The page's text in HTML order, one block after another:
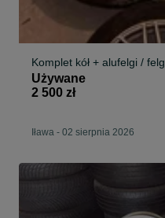
Komplet kół + alufelgi /
Używane
2 500 zł
Iława - 02 sierpnia 2026